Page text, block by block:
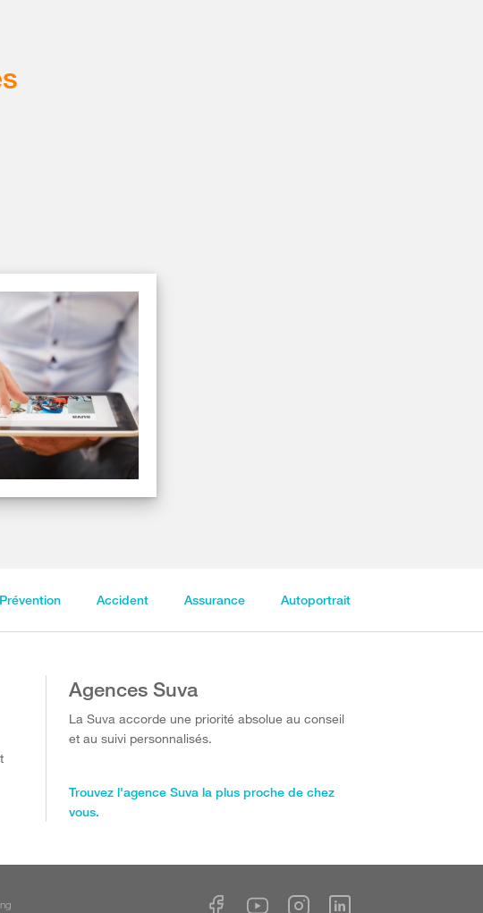
Prévention Accident Assurance Autoportrait
Agences Suva
La Suva accorde une priorité absolue au conseil
et au suivi personnalisés.
Trouvez l'agence Suva la plus proche de chez
vous.